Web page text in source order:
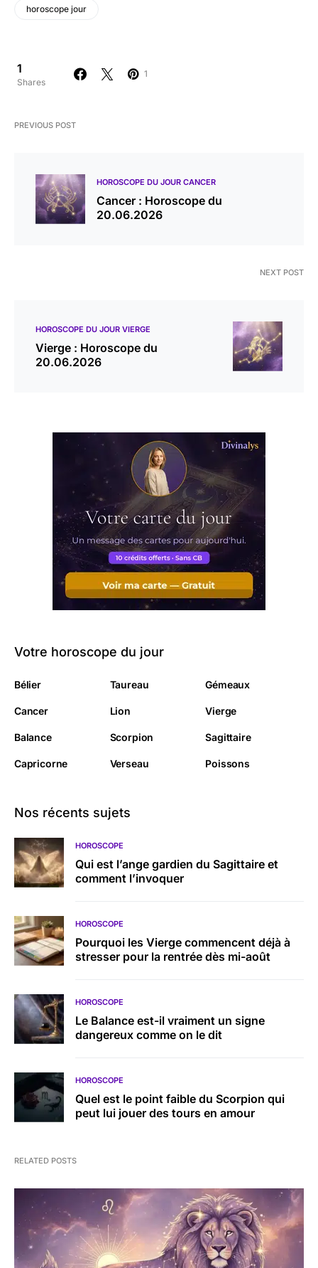
horoscope jour
1
Shares
1
PREVIOUS POST
HOROSCOPE DU JOUR CANCER
Cancer : Horoscope du
20.06.2026
NEXT POST
HOROSCOPE DU JOUR VIERGE
Vierge : Horoscope du
20.06.2026
Votre horoscope du jour
Bélier Taureau Gémeaux
Cancer Lion Vierge
Balance Scorpion Sagittaire
Capricorne Verseau Poissons
Nos récents sujets
HOROSCOPE
Qui est l’ange gardien du Sagittaire et
comment l’invoquer
HOROSCOPE
Pourquoi les Vierge commencent déjà à
stresser pour la rentrée dès mi-août
HOROSCOPE
Le Balance est-il vraiment un signe
dangereux comme on le dit
HOROSCOPE
Quel est le point faible du Scorpion qui
peut lui jouer des tours en amour
RELATED POSTS